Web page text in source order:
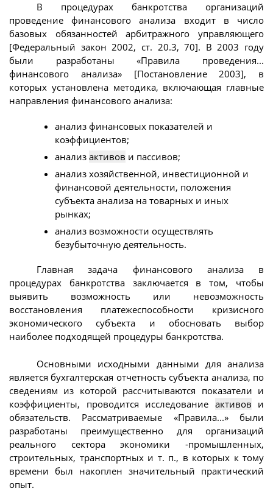
В процедурах банкротства организаций
проведение финансового анализа входит в число
базовых обязанностей арбитражного управляющего
[Федеральный закон 2002, ст. 20.3, 70]. В 2003 году
были разработаны «Правила проведения...
финансового анализа» [Постановление 2003], в
которых установлена методика, включающая главные
направления финансового анализа:
анализ финансовых показателей и
коэффициентов;
анализ активов и пассивов;
анализ хозяйственной, инвестиционной и
финансовой деятельности, положения
субъекта анализа на товарных и иных
рынках;
анализ возможности осуществлять
безубыточную деятельность.
Главная задача финансового анализа в
процедурах банкротства заключается в том, чтобы
выявить возможность или невозможность
восстановления платежеспособности кризисного
экономического субъекта и обосновать выбор
наиболее подходящей процедуры банкротства.
Основными исходными данными для анализа
является бухгалтерская отчетность субъекта анализа, по
сведениям из которой рассчитываются показатели и
коэффициенты, проводится исследование активов и
обязательств. Рассматриваемые «Правила...» были
разработаны преимущественно для организаций
реального сектора экономики -промышленных,
строительных, транспортных и т. п., в которых к тому
времени был накоплен значительный практический
опыт.